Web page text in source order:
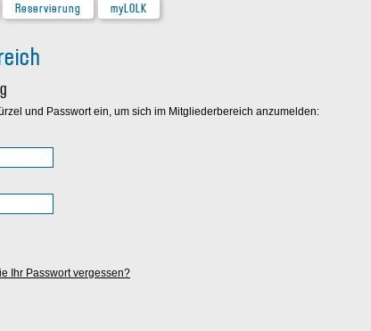
Reservierung myLOLK
und Passwort ein, um sich im Mitgliederbereich anzumelden:
Ihr Passwort vergessen?